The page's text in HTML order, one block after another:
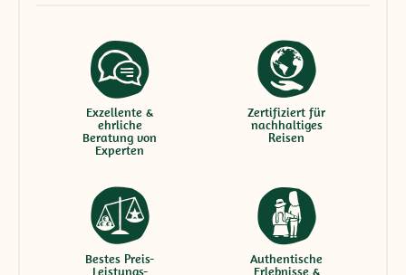
Exzellente &
ehrliche
Beratung von
Experten
Zertifiziert für
nachhaltiges
Reisen
Bestes Preis-
Leistungs-
Authentische
Erlebnisse &